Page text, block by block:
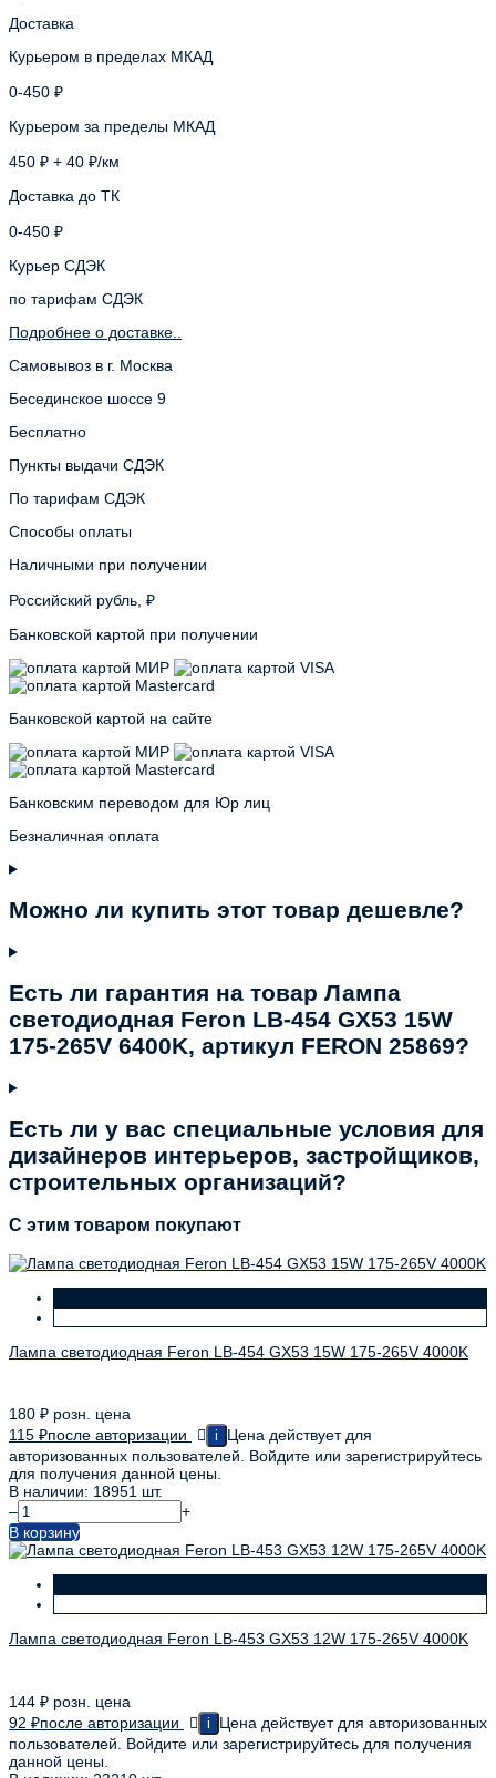
Доставка
Курьером в пределах МКАД
0-450 ₽
Курьером за пределы МКАД
450 ₽ + 40 ₽/км
Доставка до ТК
0-450 ₽
Курьер СДЭК
по тарифам СДЭК
Подробнее о доставке..
Самовывоз в г. Москва
Бесединское шоссе 9
Бесплатно
Пункты выдачи СДЭК
По тарифам СДЭК
Способы оплаты
Наличными при получении
Российский рубль, ₽
Банковской картой при получении
Банковской картой на сайте
Банковским переводом для Юр лиц
Безналичная оплата
Можно ли купить этот товар дешевле?
Есть ли гарантия на товар Лампа
светодиодная Feron LB-454 GX53 15W
175-265V 6400K, артикул FERON 25869?
Есть ли у вас специальные условия для
дизайнеров интерьеров, застройщиков,
строительных организаций?
C этим товаром покупают
Лампа светодиодная Feron LB-454 GX53 15W 175-265V 4000K
180 ₽ розн. цена
115 ₽после авторизации i
Цена действует для
авторизованных пользователей. Войдите или зарегистрируйтесь
для получения данной цены.
В наличии: 18951 шт.
–
+
В корзину
Лампа светодиодная Feron LB-453 GX53 12W 175-265V 4000K
144 ₽ розн. цена
92 ₽после авторизации i
Цена действует для авторизованных
пользователей. Войдите или зарегистрируйтесь для получения
данной цены.